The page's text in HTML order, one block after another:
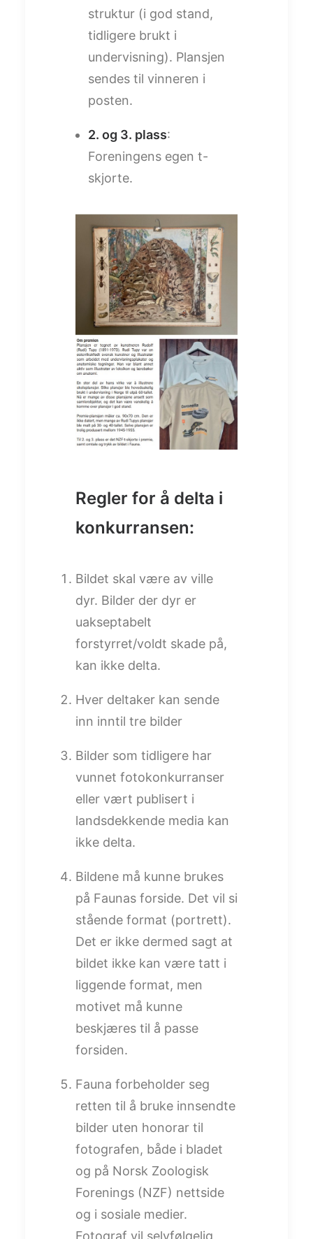
struktur (i god stand,
tidligere brukt i
undervisning). Plansjen
sendes til vinneren i
posten.
2. og 3. plass:
Foreningens egen t-
skjorte.
Regler for å delta i
konkurransen:
Bildet skal være av ville
dyr. Bilder der dyr er
uakseptabelt
forstyrret/voldt skade på,
kan ikke delta.
Hver deltaker kan sende
inn inntil tre bilder
Bilder som tidligere har
vunnet fotokonkurranser
eller vært publisert i
landsdekkende media kan
ikke delta.
Bildene må kunne brukes
på Faunas forside. Det vil si
stående format (portrett).
Det er ikke dermed sagt at
bildet ikke kan være tatt i
liggende format, men
motivet må kunne
beskjæres til å passe
forsiden.
Fauna forbeholder seg
retten til å bruke innsendte
bilder uten honorar til
fotografen, både i bladet
og på Norsk Zoologisk
Forenings (NZF) nettside
og i sosiale medier.
Fotograf vil selvfølgelig